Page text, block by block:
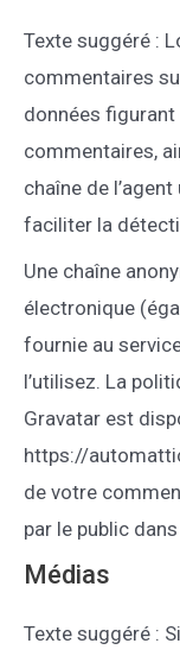
Texte suggéré :
commentaires
données
commentaires,
chaîne de
faciliter la
Une chaîne
électronique
fournie au
l’utilisez. La
Gravatar est
https://
de votre
par le public
Médias
Texte suggéré :